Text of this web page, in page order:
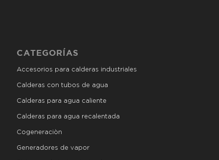
CATEGORÍAS
Accesorios para calderas industriales
Calderas con tubos de agua
Calderas para agua caliente
Calderas para agua recalentada
Cogeneraciòn
Generadores de vapor